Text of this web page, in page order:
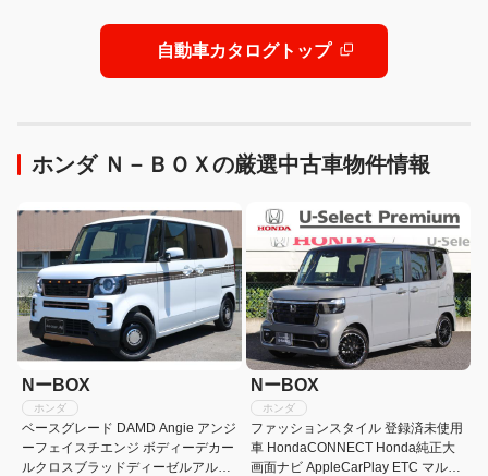
自動車カタログトップ
ホンダ Ｎ－ＢＯＸの厳選中古車物件情報
NーBOX
ホンダ
ベースグレード DAMD Angie アンジ
ーフェイスチエンジ ボディーデカー
ルクロスブラッドディーゼルアルミ
NーBOX
ホンダ
ファッションスタイル 登録済未使用
車 HondaCONNECT Honda純正大
画面ナビ AppleCarPlay ETC マルチ